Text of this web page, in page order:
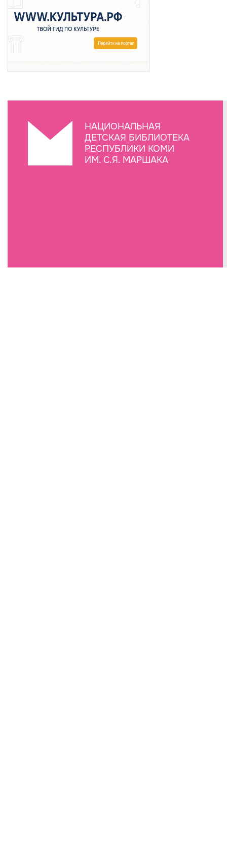
НАЦИОНАЛЬНАЯ
ДЕТСКАЯ БИБЛИОТЕКА
РЕСПУБЛИКИ КОМИ
ИМ. С.Я. МАРШАКА